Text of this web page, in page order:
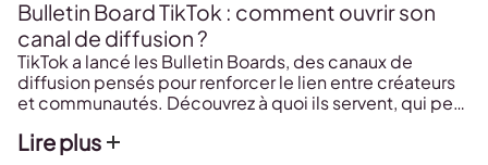
Bulletin Board TikTok : comment ouvrir son
canal de diffusion ?
TikTok a lancé les Bulletin Boards, des canaux de
diffusion pensés pour renforcer le lien entre créateurs
et communautés. Découvrez à quoi ils servent, qui peut
Board pour communiquer directement avec vos
Lire plus